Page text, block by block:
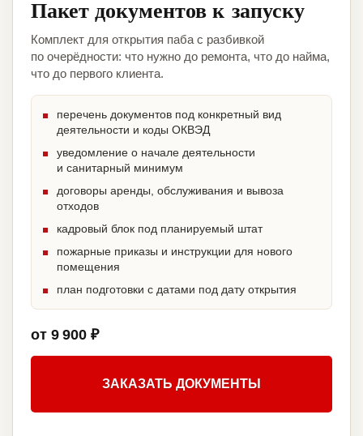
Пакет документов к запуску
Комплект для открытия паба с разбивкой
по очерёдности: что нужно до ремонта, что до найма,
что до первого клиента.
перечень документов под конкретный вид
деятельности и коды ОКВЭД
уведомление о начале деятельности
и санитарный минимум
договоры аренды, обслуживания и вывоза
отходов
кадровый блок под планируемый штат
пожарные приказы и инструкции для нового
помещения
план подготовки с датами под дату открытия
от 9 900 ₽
ЗАКАЗАТЬ ДОКУМЕНТЫ